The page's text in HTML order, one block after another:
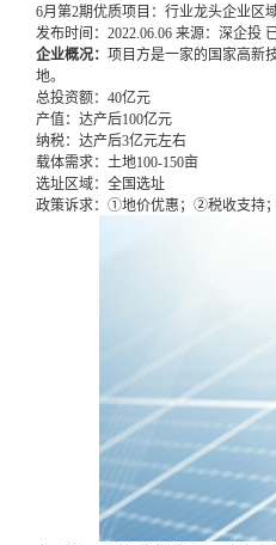
6月第2期优质项目：行业龙头企业区
发布时间：2022.06.06 来源：深企投
企业概况： 项目方是一家的国家高新
地。
总投资额： 40亿元
产值： 达产后100亿元
纳税： 达产后3亿元左右
载体需求： 土地100-150亩
选址区域： 全国选址
政策诉求： ①地价优惠；②税收支持